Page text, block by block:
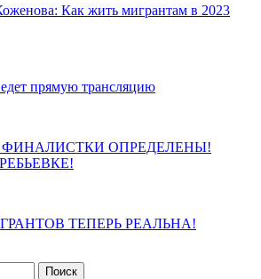
Как жить мигрантам в 2023
прямую трансляцию
ФИНАЛИСТКИ ОПРЕДЕЛЕНЫ!
ТЕПЕРЬ РЕАЛЬНА!